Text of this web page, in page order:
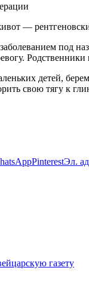
под
детей,
свою тягу к
PinterestЭл.
газету